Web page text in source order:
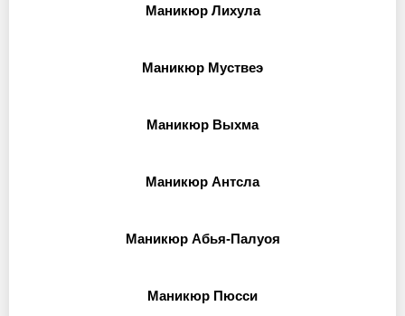
Маникюр Лихула
Маникюр Муствеэ
Маникюр Выхма
Маникюр Антсла
Маникюр Абья-Палуоя
Маникюр Пюсси